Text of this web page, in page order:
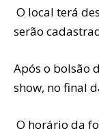
O local terá
serão
Após o bolsão
show, no final
O horário da